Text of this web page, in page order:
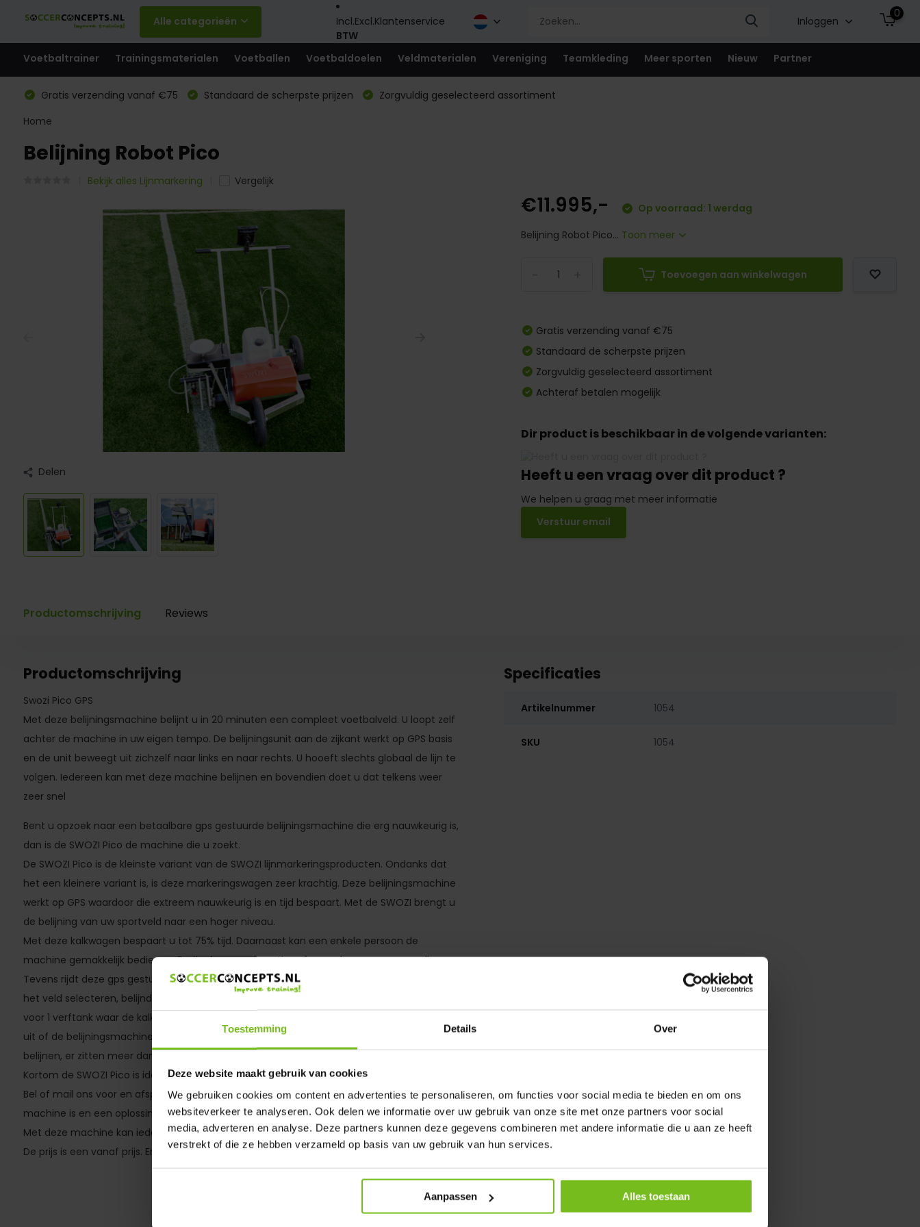
Toestemming Details Over
Deze website maakt gebruik van cookies
We gebruiken cookies om content en advertenties te personaliseren, om functies voor social media te bieden en om ons
websiteverkeer te analyseren. Ook delen we informatie over uw gebruik van onze site met onze partners voor social
media, adverteren en analyse. Deze partners kunnen deze gegevens combineren met andere informatie die u aan ze heeft
verstrekt of die ze hebben verzameld op basis van uw gebruik van hun services.
Aanpassen Alles toestaan
Alle categorieën Incl.Excl.
BTW
Klantenservice Inloggen
0
Voetbaltrainer Trainingsmaterialen Voetballen Voetbaldoelen Veldmaterialen Vereniging Teamkleding Meer sporten Nieuw Partner
Gratis verzending vanaf €75 Standaard de scherpste prijzen
Zorgvuldig geselecteerd assortiment
Home
Belijning Robot Pico
Bekijk alles Lijnmarkering Vergelijk
Delen
€11.995,-
Op voorraad: 1 werdag
Belijning Robot Pico... Toon meer
Toevoegen aan winkelwagen
Gratis verzending vanaf €75
Standaard de scherpste prijzen
Zorgvuldig geselecteerd assortiment
Achteraf betalen mogelijk
Dir product is beschikbaar in de volgende varianten:
Heeft u een vraag over dit product ?
We helpen u graag met meer informatie
Verstuur email
Productomschrijving Reviews
Productomschrijving
Swozi Pico GPS
Met deze belijningsmachine belijnt u in 20 minuten een compleet voetbalveld. U loopt zelf
achter de machine in uw eigen tempo. De belijningsunit aan de zijkant werkt op GPS basis
en de unit beweegt uit zichzelf naar links en naar rechts. U hooeft slechts globaal de lijn te
volgen. Iedereen kan met deze machine belijnen en bovendien doet u dat telkens weer
zeer snel
Bent u opzoek naar een betaalbare gps gestuurde belijningsmachine die erg nauwkeurig is,
dan is de SWOZI Pico de machine die u zoekt.
De SWOZI Pico is de kleinste variant van de SWOZI lijnmarkeringsproducten. Ondanks dat
het een kleinere variant is, is deze markeringswagen zeer krachtig. Deze belijningsmachine
werkt op GPS waardoor die extreem nauwkeurig is en tijd bespaart. Met de SWOZI brengt u
de belijning van uw sportveld naar een hoger niveau.
Met deze kalkwagen bespaart u tot 75% tijd. Daarnaast kan een enkele persoon de
machine gemakkelijk bedienen. Er zijn dus geen touwtjes of meerdere personen nodig.
Tevens rijdt deze gps gestuurde belijningsmachine zelfstandig, dus na het aanzetten en
het veld selecteren, belijnd de machine het veld zelfstandig. Op de machine is er ruimte
voor 1 verftank waar de kalkwagen dan 3 velden mee kan belijnen. Tot slot maakt het niet
uit of de belijningsmachine nou een voetbal-, korfbal-, handbal- of hockeyveld moet
belijnen, er zitten meer dan 100 sjablonen in de tabblad die u kunt gebruiken.
Kortom de SWOZI Pico is ideaal voor sportverenigingen die 1 tot 3 velden hebben.
Bel of mail ons voor en afspraak of demo. We leggen u graag uit waarom dit een unieke
machine is en een oplossing voor een steeds groter wordend probleem bij de voetbalclubs.
Met deze machine kan iedereen binnen de club belijnen.
De prijs is een vanaf prijs. Er komen nog kosten bij welke wij u graag uitleggen
Specificaties
Artikelnummer 1054
SKU 1054